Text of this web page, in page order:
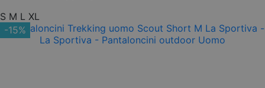
S M L XL
-15%